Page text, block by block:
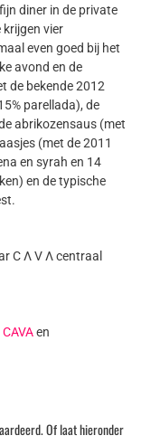
diner in de private
krijgen vier
even goed bij het
avond en de
de bekende 2012
parellada), de
abrikozensaus (met
(met de 2011
en syrah en 14
en de typische
C Λ V Λ centraal
en
Of laat hieronder